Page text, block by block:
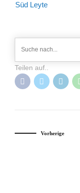
Süd Leyte
Teilen auf..
Vorherige